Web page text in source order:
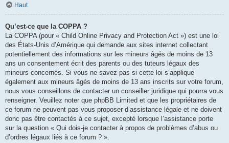
Haut
Qu’est-ce que la COPPA ?
La COPPA (pour « Child Online Privacy and Protection Act ») est une loi
des États-Unis d’Amérique qui demande aux sites internet collectant
potentiellement des informations sur les mineurs âgés de moins de 13
ans un consentement écrit des parents ou des tuteurs légaux des
mineurs concernés. Si vous ne savez pas si cette loi s’applique
également aux mineurs âgés de moins de 13 ans inscrits sur votre forum,
nous vous conseillons de contacter un conseiller juridique qui pourra vous
renseigner. Veuillez noter que phpBB Limited et que les propriétaires de
ce forum ne peuvent pas vous proposer d’assistance légale et ne doivent
donc pas être contactés à ce sujet, excepté lorsque l’assistance porte
sur la question « Qui dois-je contacter à propos de problèmes d’abus ou
d’ordres légaux liés à ce forum ? ».